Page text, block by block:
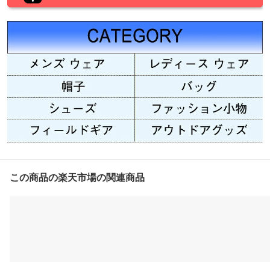
この商品の楽天市場の関連商品